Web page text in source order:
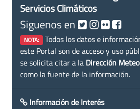
Servicios Climáticos
Siguenos en
NOTA: Todos los datos e
este Portal son de acceso y uso
se solicita citar a la Dirección
como la fuente de la información.
Información de Interés